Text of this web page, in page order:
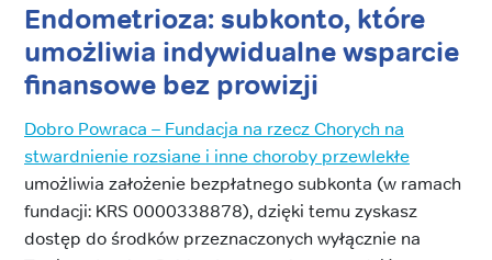
Endometrioza: subkonto, które
umożliwia indywidualne wsparcie
finansowe bez prowizji
Dobro Powraca – Fundacja na rzecz Chorych na
stwardnienie rozsiane i inne choroby przewlekłe
umożliwia założenie bezpłatnego subkonta (w ramach
fundacji: KRS 0000338878), dzięki temu zyskasz
dostęp do środków przeznaczonych wyłącznie na